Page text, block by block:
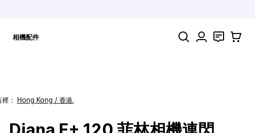
相機配件 搜索 聯絡 購物車
： Hong Kong / 香港.